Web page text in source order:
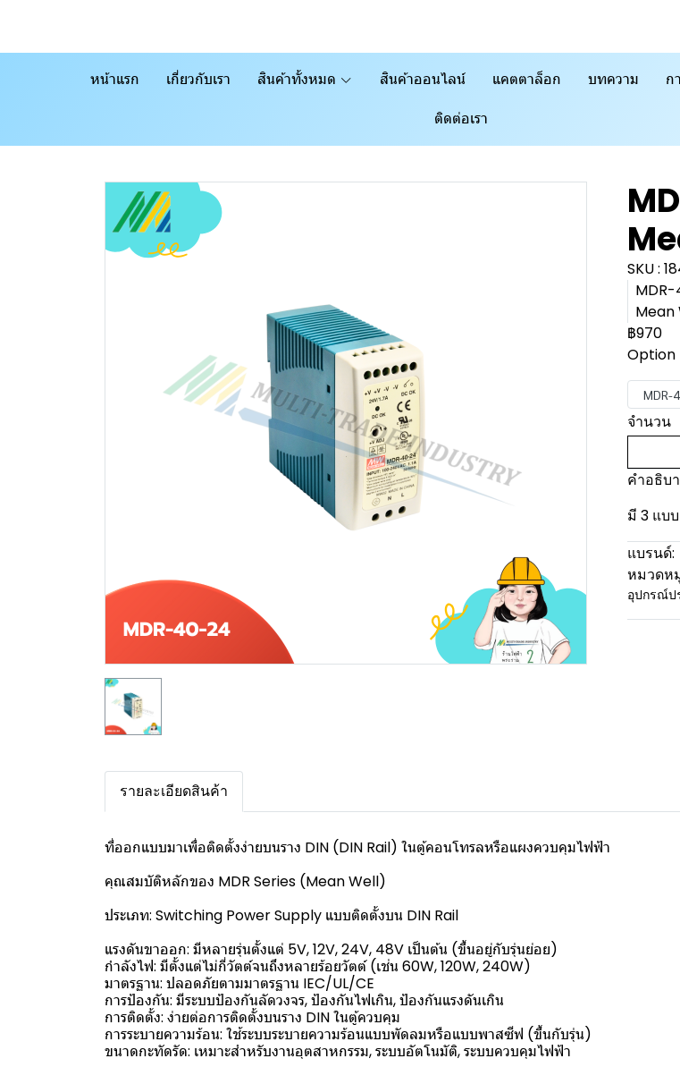
หน้าแรก เกี่ยวกับเรา สินค้าทั้งหมด สินค้าออนไลน์ แคตตาล็อก บทความ ก
ติดต่อเรา
SKU :
Mean
฿970
Option
MDR-
จำนวน
คำอธิบ
มี 3 แบบ
แบรนด์:
หมวดห
อุปกรณ์ป
รายละเอียดสินค้า
ที่ออกแบบมาเพื่อติดตั้งง่ายบนราง DIN (DIN Rail) ในตู้คอนโทรลหรือแผงควบคุมไฟฟ้า
คุณสมบัติหลักของ MDR Series (Mean Well)
ประเภท: Switching Power Supply แบบติดตั้งบน DIN Rail
แรงดันขาออก: มีหลายรุ่นตั้งแต่ 5V, 12V, 24V, 48V เป็นต้น (ขึ้นอยู่กับรุ่นย่อย)
กำลังไฟ: มีตั้งแต่ไม่กี่วัตต์จนถึงหลายร้อยวัตต์ (เช่น 60W, 120W, 240W)
มาตรฐาน: ปลอดภัยตามมาตรฐาน IEC/UL/CE
การป้องกัน: มีระบบป้องกันลัดวงจร, ป้องกันไฟเกิน, ป้องกันแรงดันเกิน
การติดตั้ง: ง่ายต่อการติดตั้งบนราง DIN ในตู้ควบคุม
การระบายความร้อน: ใช้ระบบระบายความร้อนแบบพัดลมหรือแบบพาสซีฟ (ขึ้นกับรุ่น)
ขนาดกะทัดรัด: เหมาะสำหรับงานอุตสาหกรรม, ระบบอัตโนมัติ, ระบบควบคุมไฟฟ้า